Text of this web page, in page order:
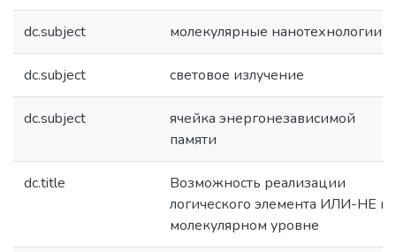
dc.subject молекулярные нанотехнологии
dc.subject световое излучение
dc.subject
ячейка энергонезависимой
памяти
dc.title
Возможность реализации
логического элемента ИЛИ-НЕ на
молекулярном уровне